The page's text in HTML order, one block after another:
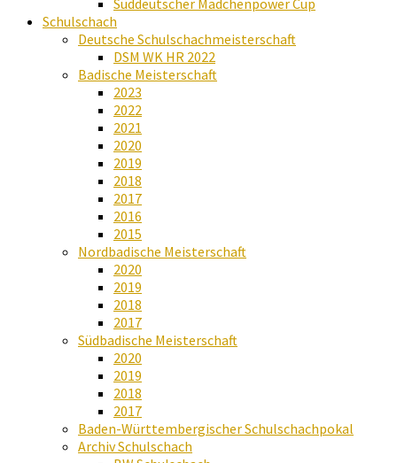
Süddeutscher Mädchenpower Cup
Schulschach
Deutsche Schulschachmeisterschaft
DSM WK HR 2022
Badische Meisterschaft
2023
2022
2021
2020
2019
2018
2017
2016
2015
Nordbadische Meisterschaft
2020
2019
2018
2017
Südbadische Meisterschaft
2020
2019
2018
2017
Baden-Württembergischer Schulschachpokal
Archiv Schulschach